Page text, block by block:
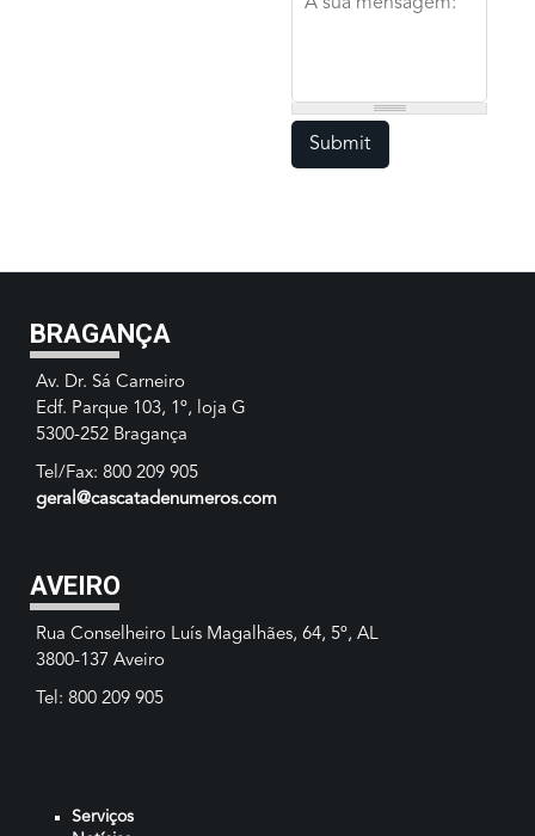
BRAGANÇA
Av. Dr. Sá Carneiro
Edf. Parque 103, 1º, loja G
5300-252 Bragança
Tel/Fax: 800 209 905
geral@cascatadenumeros.com
AVEIRO
Rua Conselheiro Luís Magalhães, 64, 5º, AL
3800-137 Aveiro
Tel: 800 209 905
Serviços